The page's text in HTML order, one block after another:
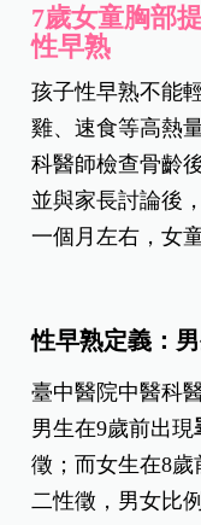
7歲女童胸部
性早熟
孩子性早熟不能
雞、速食等高熱
科醫師檢查骨齡
並與家長討論後
一個月左右，女
性早熟定義：
臺中醫院中醫科
男生在9歲前出現
徵；而女生在8歲
二性徵，男女比例